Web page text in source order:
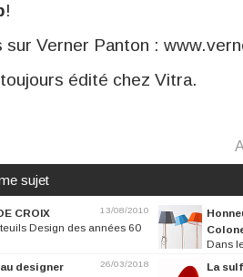
!
sur Verner Panton :
édité chez Vitra.
sujet
13/08/2010
CROIX
Design des années 60
Dans
26/03/2018
designer
La